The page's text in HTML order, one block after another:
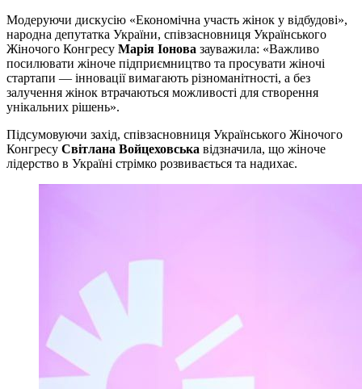
Модеруючи дискусію «Економічна участь жінок у відбудові»,
народна депутатка України, співзасновниця Українського
Жіночого Конгресу Марія Іонова зауважила: «Важливо
посилювати жіноче підприємництво та просувати жіночі
стартапи — інновації вимагають різноманітності, а без
залучення жінок втрачаються можливості для створення
унікальних рішень».
Підсумовуючи захід, співзасновниця Українського Жіночого
Конгресу Світлана Войцеховська відзначила, що жіноче
лідерство в Україні стрімко розвивається та надихає.